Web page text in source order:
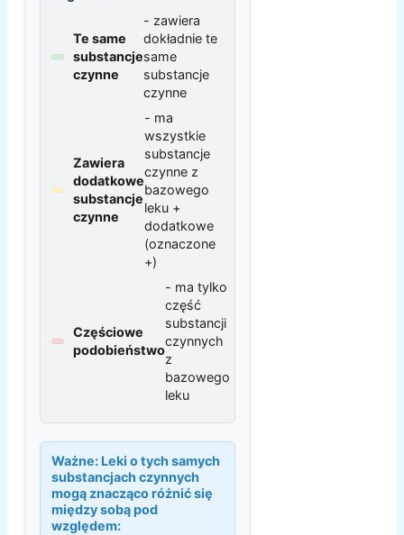
Te same
substancje
czynne
- zawiera
dokładnie te
same
substancje
czynne
Zawiera
dodatkowe
substancje
czynne
- ma
wszystkie
substancje
czynne z
bazowego
leku +
dodatkowe
(oznaczone
+)
Częściowe
podobieństwo
- ma tylko
część
substancji
czynnych
z
bazowego
leku
Ważne: Leki o tych samych
substancjach czynnych
mogą znacząco różnić się
między sobą pod
względem: